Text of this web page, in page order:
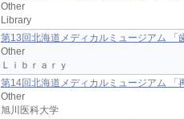
Other
Library
第13回北海道メディカルミュージアム 「
Other
Ｌｉｂｒａｒｙ
第14回北海道メディカルミュージアム 「
Other
旭川医科大学